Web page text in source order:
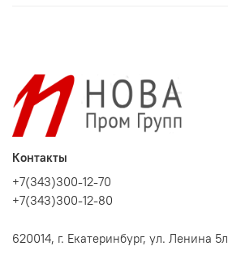
Контакты
+7(343)300-12-70
+7(343)300-12-80
620014, г. Екатеринбург, ул. Ленина